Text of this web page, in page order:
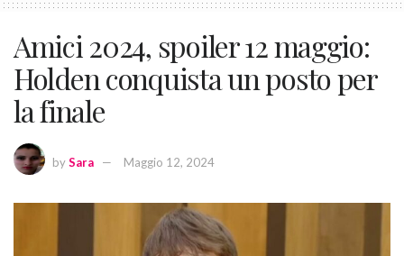
Amici 2024, spoiler 12 maggio:
Holden conquista un posto per
la finale
bySara Maggio 12, 2024